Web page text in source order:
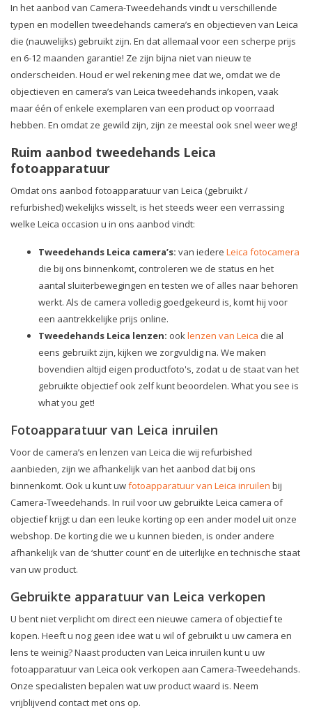
In het aanbod van Camera-Tweedehands vindt u verschillende
typen en modellen tweedehands camera’s en objectieven van Leica
die (nauwelijks) gebruikt zijn. En dat allemaal voor een scherpe prijs
en 6-12 maanden garantie! Ze zijn bijna niet van nieuw te
onderscheiden. Houd er wel rekening mee dat we, omdat we de
objectieven en camera’s van Leica tweedehands inkopen, vaak
maar één of enkele exemplaren van een product op voorraad
hebben. En omdat ze gewild zijn, zijn ze meestal ook snel weer weg!
Ruim aanbod tweedehands Leica
fotoapparatuur
Omdat ons aanbod fotoapparatuur van Leica (gebruikt /
refurbished) wekelijks wisselt, is het steeds weer een verrassing
welke Leica occasion u in ons aanbod vindt:
Tweedehands Leica camera’s: van iedere Leica fotocamera
die bij ons binnenkomt, controleren we de status en het
aantal sluiterbewegingen en testen we of alles naar behoren
werkt. Als de camera volledig goedgekeurd is, komt hij voor
een aantrekkelijke prijs online.
Tweedehands Leica lenzen: ooklenzen van Leica die al
eens gebruikt zijn, kijken we zorgvuldig na. We maken
bovendien altijd eigen productfoto's, zodat u de staat van het
gebruikte objectief ook zelf kunt beoordelen. What you see is
what you get!
Fotoapparatuur van Leica inruilen
Voor de camera’s en lenzen van Leica die wij refurbished
aanbieden, zijn we afhankelijk van het aanbod dat bij ons
binnenkomt. Ook u kunt uwfotoapparatuur van Leica inruilen bij
Camera-Tweedehands. In ruil voor uw gebruikte Leica camera of
objectief krijgt u dan een leuke korting op een ander model uit onze
webshop. De korting die we u kunnen bieden, is onder andere
afhankelijk van de ‘shutter count’ en de uiterlijke en technische staat
van uw product.
Gebruikte apparatuur van Leica verkopen
U bent niet verplicht om direct een nieuwe camera of objectief te
kopen. Heeft u nog geen idee wat u wil of gebruikt u uw camera en
lens te weinig? Naast producten van Leica inruilen kunt u uw
fotoapparatuur van Leica ook verkopen aan Camera-Tweedehands.
Onze specialisten bepalen wat uw product waard is. Neem
vrijblijvend contact met ons op.